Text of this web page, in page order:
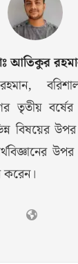
আতিকুর
বরিশাল
তৃতীয়
বিষয়ের
উপর
করেন।